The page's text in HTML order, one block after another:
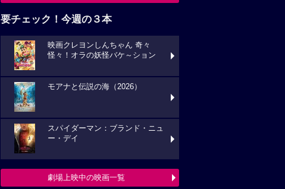
要チェック！今週の３本
映画クレヨンしんちゃん 奇々
怪々！オラの妖怪バケ～ション
モアナと伝説の海（2026）
スパイダーマン：ブランド・ニュ
ー・デイ
劇場上映中の映画一覧